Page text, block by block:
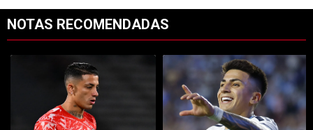
NOTAS RECOMENDADAS
Un artículo de tendencia con el título "Kevin Castaño se va de
Un artículo de tendencia con el